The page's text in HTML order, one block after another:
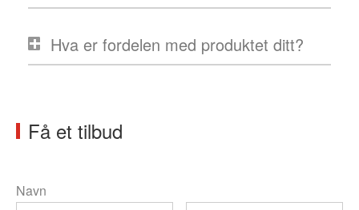
Hva er fordelen med produktet ditt?
Få et tilbud
Navn